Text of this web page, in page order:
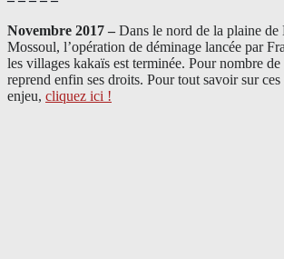
Novembre 2017 – Dans le nord de la plaine de
Mossoul, l’opération de déminage lancée par
les villages kakaïs est terminée. Pour nombre
reprend enfin ses droits. Pour tout savoir sur
enjeu, cliquez ici !